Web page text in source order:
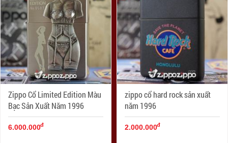
Zippo Cổ Limited Edition Màu
Bạc Sản Xuất Năm 1996
6.000.000đ
zippo cổ hard rock sản xuất
năm 1996
2.000.000đ